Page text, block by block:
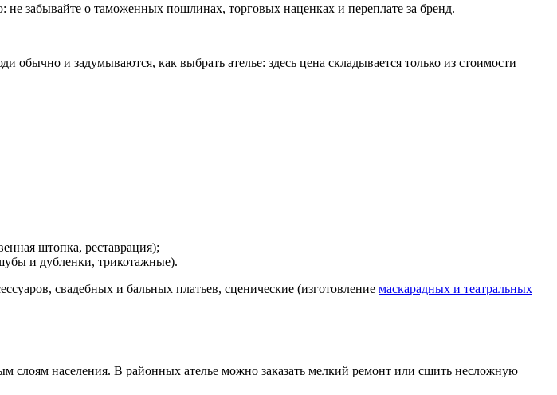
забывайте о таможенных пошлинах, торговых наценках и переплате за бренд.
и задумываются, как выбрать ателье: здесь цена складывается только из стоимости
штопка, реставрация);
и дубленки, трикотажные).
свадебных и бальных платьев, сценические (изготовление маскарадных и театральных
слоям населения. В районных ателье можно заказать мелкий ремонт или сшить несложную